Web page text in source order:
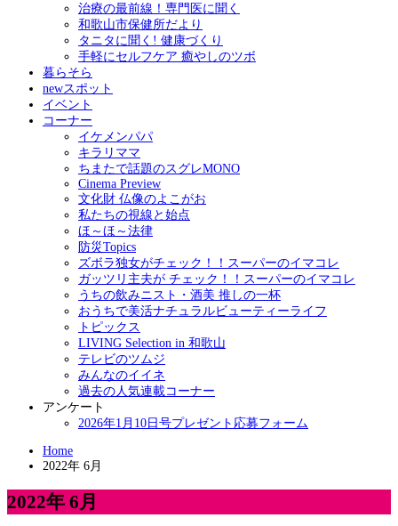
治療の最前線！専門医に聞く
和歌山市保健所だより
タニタに聞く! 健康づくり
手軽にセルフケア 癒やしのツボ
暮らそら
newスポット
イベント
コーナー
イケメンパパ
キラリママ
ちまたで話題のスグレMONO
Cinema Preview
文化財 仏像のよこがお
私たちの視線と始点
ほ～ほ～法律
防災Topics
ズボラ独女がチェック！！スーパーのイマコレ
ガッツリ主夫が チェック！！スーパーのイマコレ
うちの飲みニスト・酒美 推しの一杯
おうちで美活ナチュラルビューティーライフ
トピックス
LIVING Selection in 和歌山
テレビのツムジ
みんなのイイネ
過去の人気連載コーナー
アンケート
2026年1月10日号プレゼント応募フォーム
Home
2022年 6月
2022年 6月